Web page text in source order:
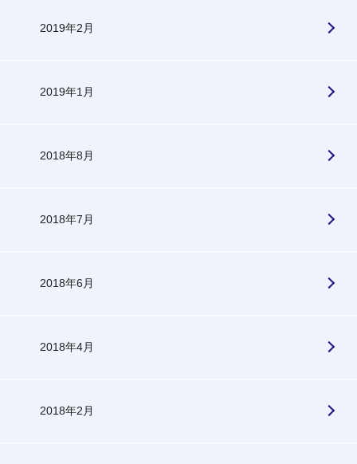
2019年2月
2019年1月
2018年8月
2018年7月
2018年6月
2018年4月
2018年2月